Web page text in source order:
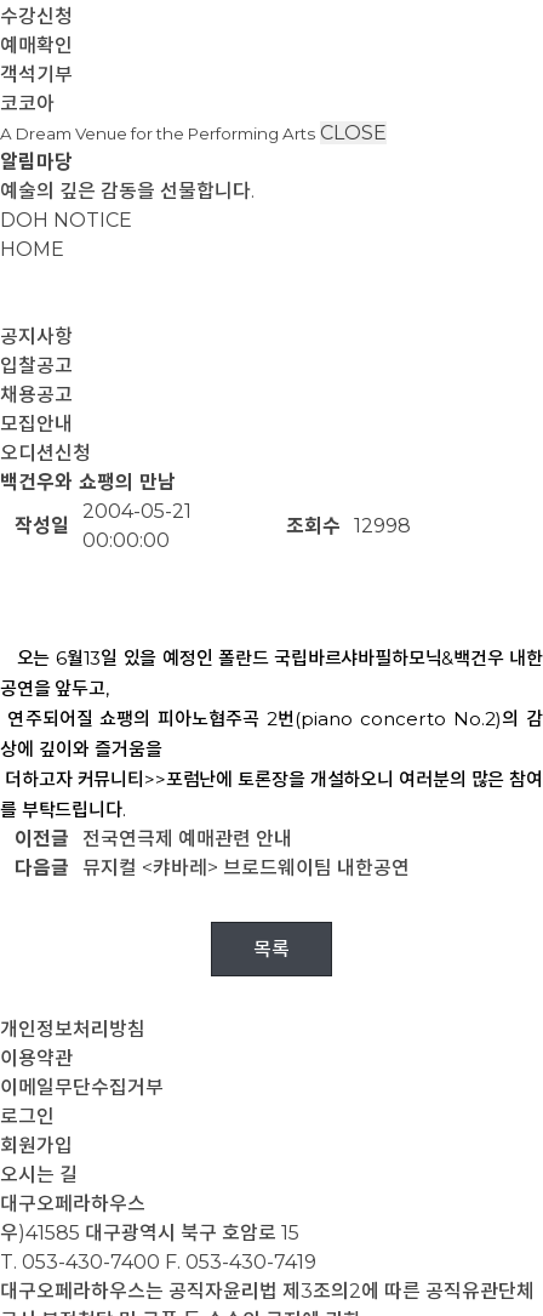
수강신청
예매확인
객석기부
코코아
A Dream Venue for the Performing Arts CLOSE
알림마당
예술의 깊은 감동을 선물합니다.
DOH NOTICE
HOME
공지사항
입찰공고
채용공고
모집안내
오디션신청
백건우와 쇼팽의 만남
작성일
2004-05-21
00:00:00
조회수 12998
오는 6월13일 있을 예정인 폴란드 국립바르샤바필하모닉&백건우 내한
공연을 앞두고,
연주되어질 쇼팽의 피아노협주곡 2번(piano concerto No.2)의 감
상에 깊이와 즐거움을
더하고자 커뮤니티>>포럼난에 토론장을 개설하오니 여러분의 많은 참여
를 부탁드립니다.
이전글
전국연극제 예매관련 안내
다음글
뮤지컬 <캬바레> 브로드웨이팀 내한공연
목록
개인정보처리방침
이용약관
이메일무단수집거부
로그인
회원가입
오시는 길
대구오페라하우스
우)41585 대구광역시 북구 호암로 15
T. 053-430-7400 F. 053-430-7419
대구오페라하우스는 공직자윤리법 제3조의2에 따른 공직유관단체